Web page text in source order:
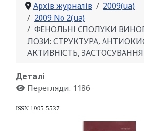
Архів журналів
2009(ua)
2009 No 2(ua)
ФЕНОЛЬНІ СПОЛУКИ
ЛОЗИ: СТРУКТУРА,
АКТИВНІСТЬ, ЗАСТОСУВАННЯ
Деталі
Перегляди: 1186
ISSN 1995-5537